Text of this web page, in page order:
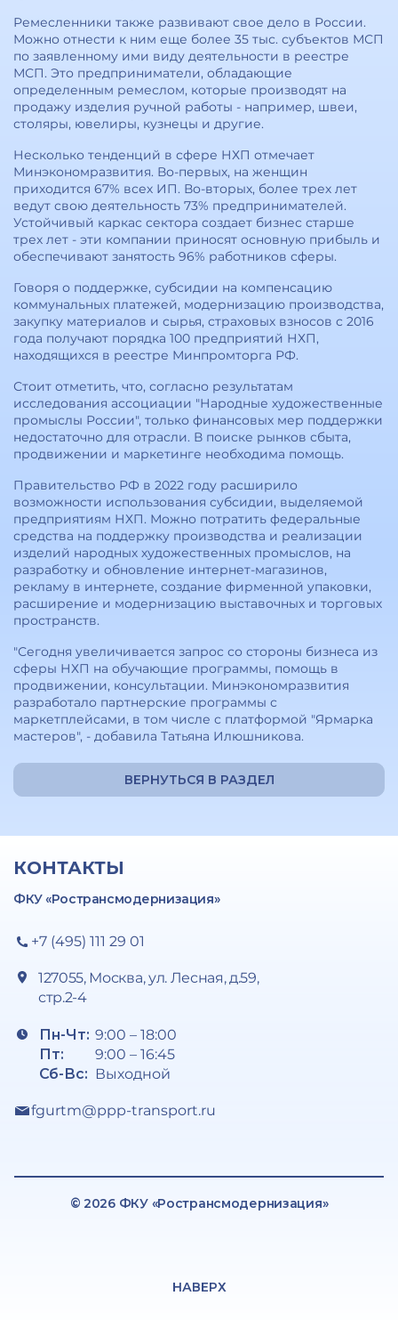
Ремесленники также развивают свое дело в России.
Можно отнести к ним еще более 35 тыс. субъектов МСП
по заявленному ими виду деятельности в реестре
МСП. Это предприниматели, обладающие
определенным ремеслом, которые производят на
продажу изделия ручной работы - например, швеи,
столяры, ювелиры, кузнецы и другие.
Несколько тенденций в сфере НХП отмечает
Минэкономразвития. Во-первых, на женщин
приходится 67% всех ИП. Во-вторых, более трех лет
ведут свою деятельность 73% предпринимателей.
Устойчивый каркас сектора создает бизнес старше
трех лет - эти компании приносят основную прибыль и
обеспечивают занятость 96% работников сферы.
Говоря о поддержке, субсидии на компенсацию
коммунальных платежей, модернизацию производства,
закупку материалов и сырья, страховых взносов с 2016
года получают порядка 100 предприятий НХП,
находящихся в реестре Минпромторга РФ.
Стоит отметить, что, согласно результатам
исследования ассоциации "Народные художественные
промыслы России", только финансовых мер поддержки
недостаточно для отрасли. В поиске рынков сбыта,
продвижении и маркетинге необходима помощь.
Правительство РФ в 2022 году расширило
возможности использования субсидии, выделяемой
предприятиям НХП. Можно потратить федеральные
средства на поддержку производства и реализации
изделий народных художественных промыслов, на
разработку и обновление интернет-магазинов,
рекламу в интернете, создание фирменной упаковки,
расширение и модернизацию выставочных и торговых
пространств.
"Сегодня увеличивается запрос со стороны бизнеса из
сферы НХП на обучающие программы, помощь в
продвижении, консультации. Минэкономразвития
разработало партнерские программы с
маркетплейсами, в том числе с платформой "Ярмарка
мастеров", - добавила Татьяна Илюшникова.
ВЕРНУТЬСЯ В РАЗДЕЛ
КОНТАКТЫ
ФКУ «Ространсмодернизация»
+7 (495) 111 29 01
127055, Москва, ул. Лесная, д.59,
стр.2-4
Пн-Чт:
Пт:
Сб-Вс:
9:00 – 18:00
9:00 – 16:45
Выходной
fgurtm@ppp-transport.ru
© 2026 ФКУ «Ространсмодернизация»
НАВЕРХ